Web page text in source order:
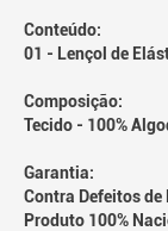
Conteúdo:
01 - Lençol de
Composição:
Tecido - 100%
Garantia:
Contra Defeitos de
Produto 100%